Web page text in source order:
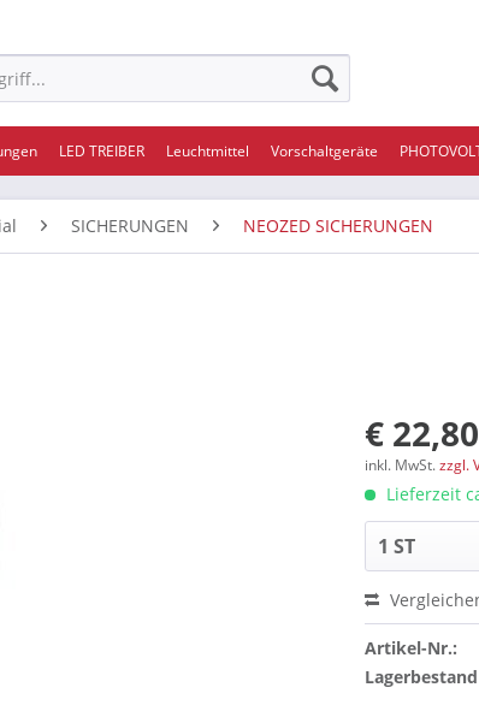
LED TREIBER Leuchtmittel Vorschaltgeräte
SICHERUNGEN NEOZED SICHERUNGEN
€
inkl. MwSt.zzgl.
Lieferzeit
Artikel-Nr.:
Lagerbestand